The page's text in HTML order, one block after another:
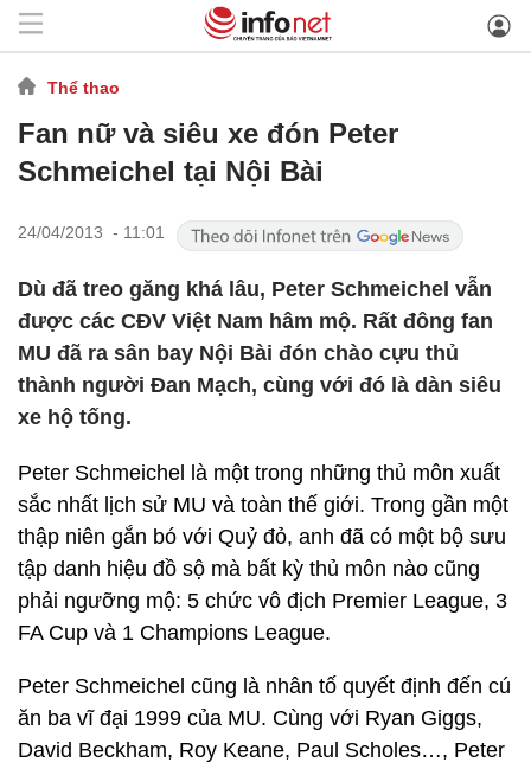
Thể thao
Fan nữ và siêu xe đón Peter
Schmeichel tại Nội Bài
24/04/2013 - 11:01
Dù đã treo găng khá lâu, Peter Schmeichel vẫn
được các CĐV Việt Nam hâm mộ. Rất đông fan
MU đã ra sân bay Nội Bài đón chào cựu thủ
thành người Đan Mạch, cùng với đó là dàn siêu
xe hộ tống.
Peter Schmeichel là một trong những thủ môn xuất
sắc nhất lịch sử MU và toàn thế giới. Trong gần một
thập niên gắn bó với Quỷ đỏ, anh đã có một bộ sưu
tập danh hiệu đồ sộ mà bất kỳ thủ môn nào cũng
phải ngưỡng mộ: 5 chức vô địch Premier League, 3
FA Cup và 1 Champions League.
Peter Schmeichel cũng là nhân tố quyết định đến cú
ăn ba vĩ đại 1999 của MU. Cùng với Ryan Giggs,
David Beckham, Roy Keane, Paul Scholes…, Peter